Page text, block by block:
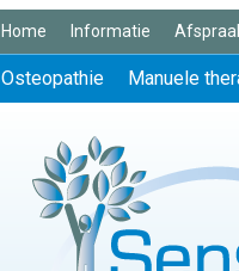
Home Informatie
Osteopathie Manuele